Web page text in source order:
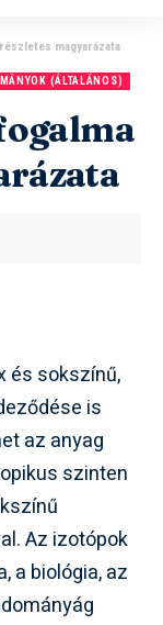
magyarázata
(ÁLTALÁNOS)
és sokszínű,
is
az anyag
szinten
Az izotópok
a biológia, az